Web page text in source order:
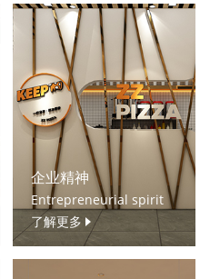
企业精神
Entrepreneurial spirit
了解更多